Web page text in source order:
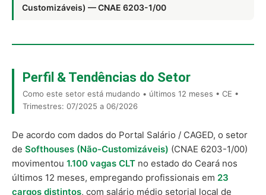
Customizáveis) — CNAE 6203-1/00
Perfil & Tendências do Setor
Como este setor está mudando • últimos 12 meses • CE •
Trimestres: 07/2025 a 06/2026
De acordo com dados do Portal Salário / CAGED, o setor
de Softhouses (Não-Customizáveis) (CNAE 6203-1/00)
movimentou 1.100 vagas CLT no estado do Ceará nos
últimos 12 meses, empregando profissionais em 23
cargos distintos, com salário médio setorial local de